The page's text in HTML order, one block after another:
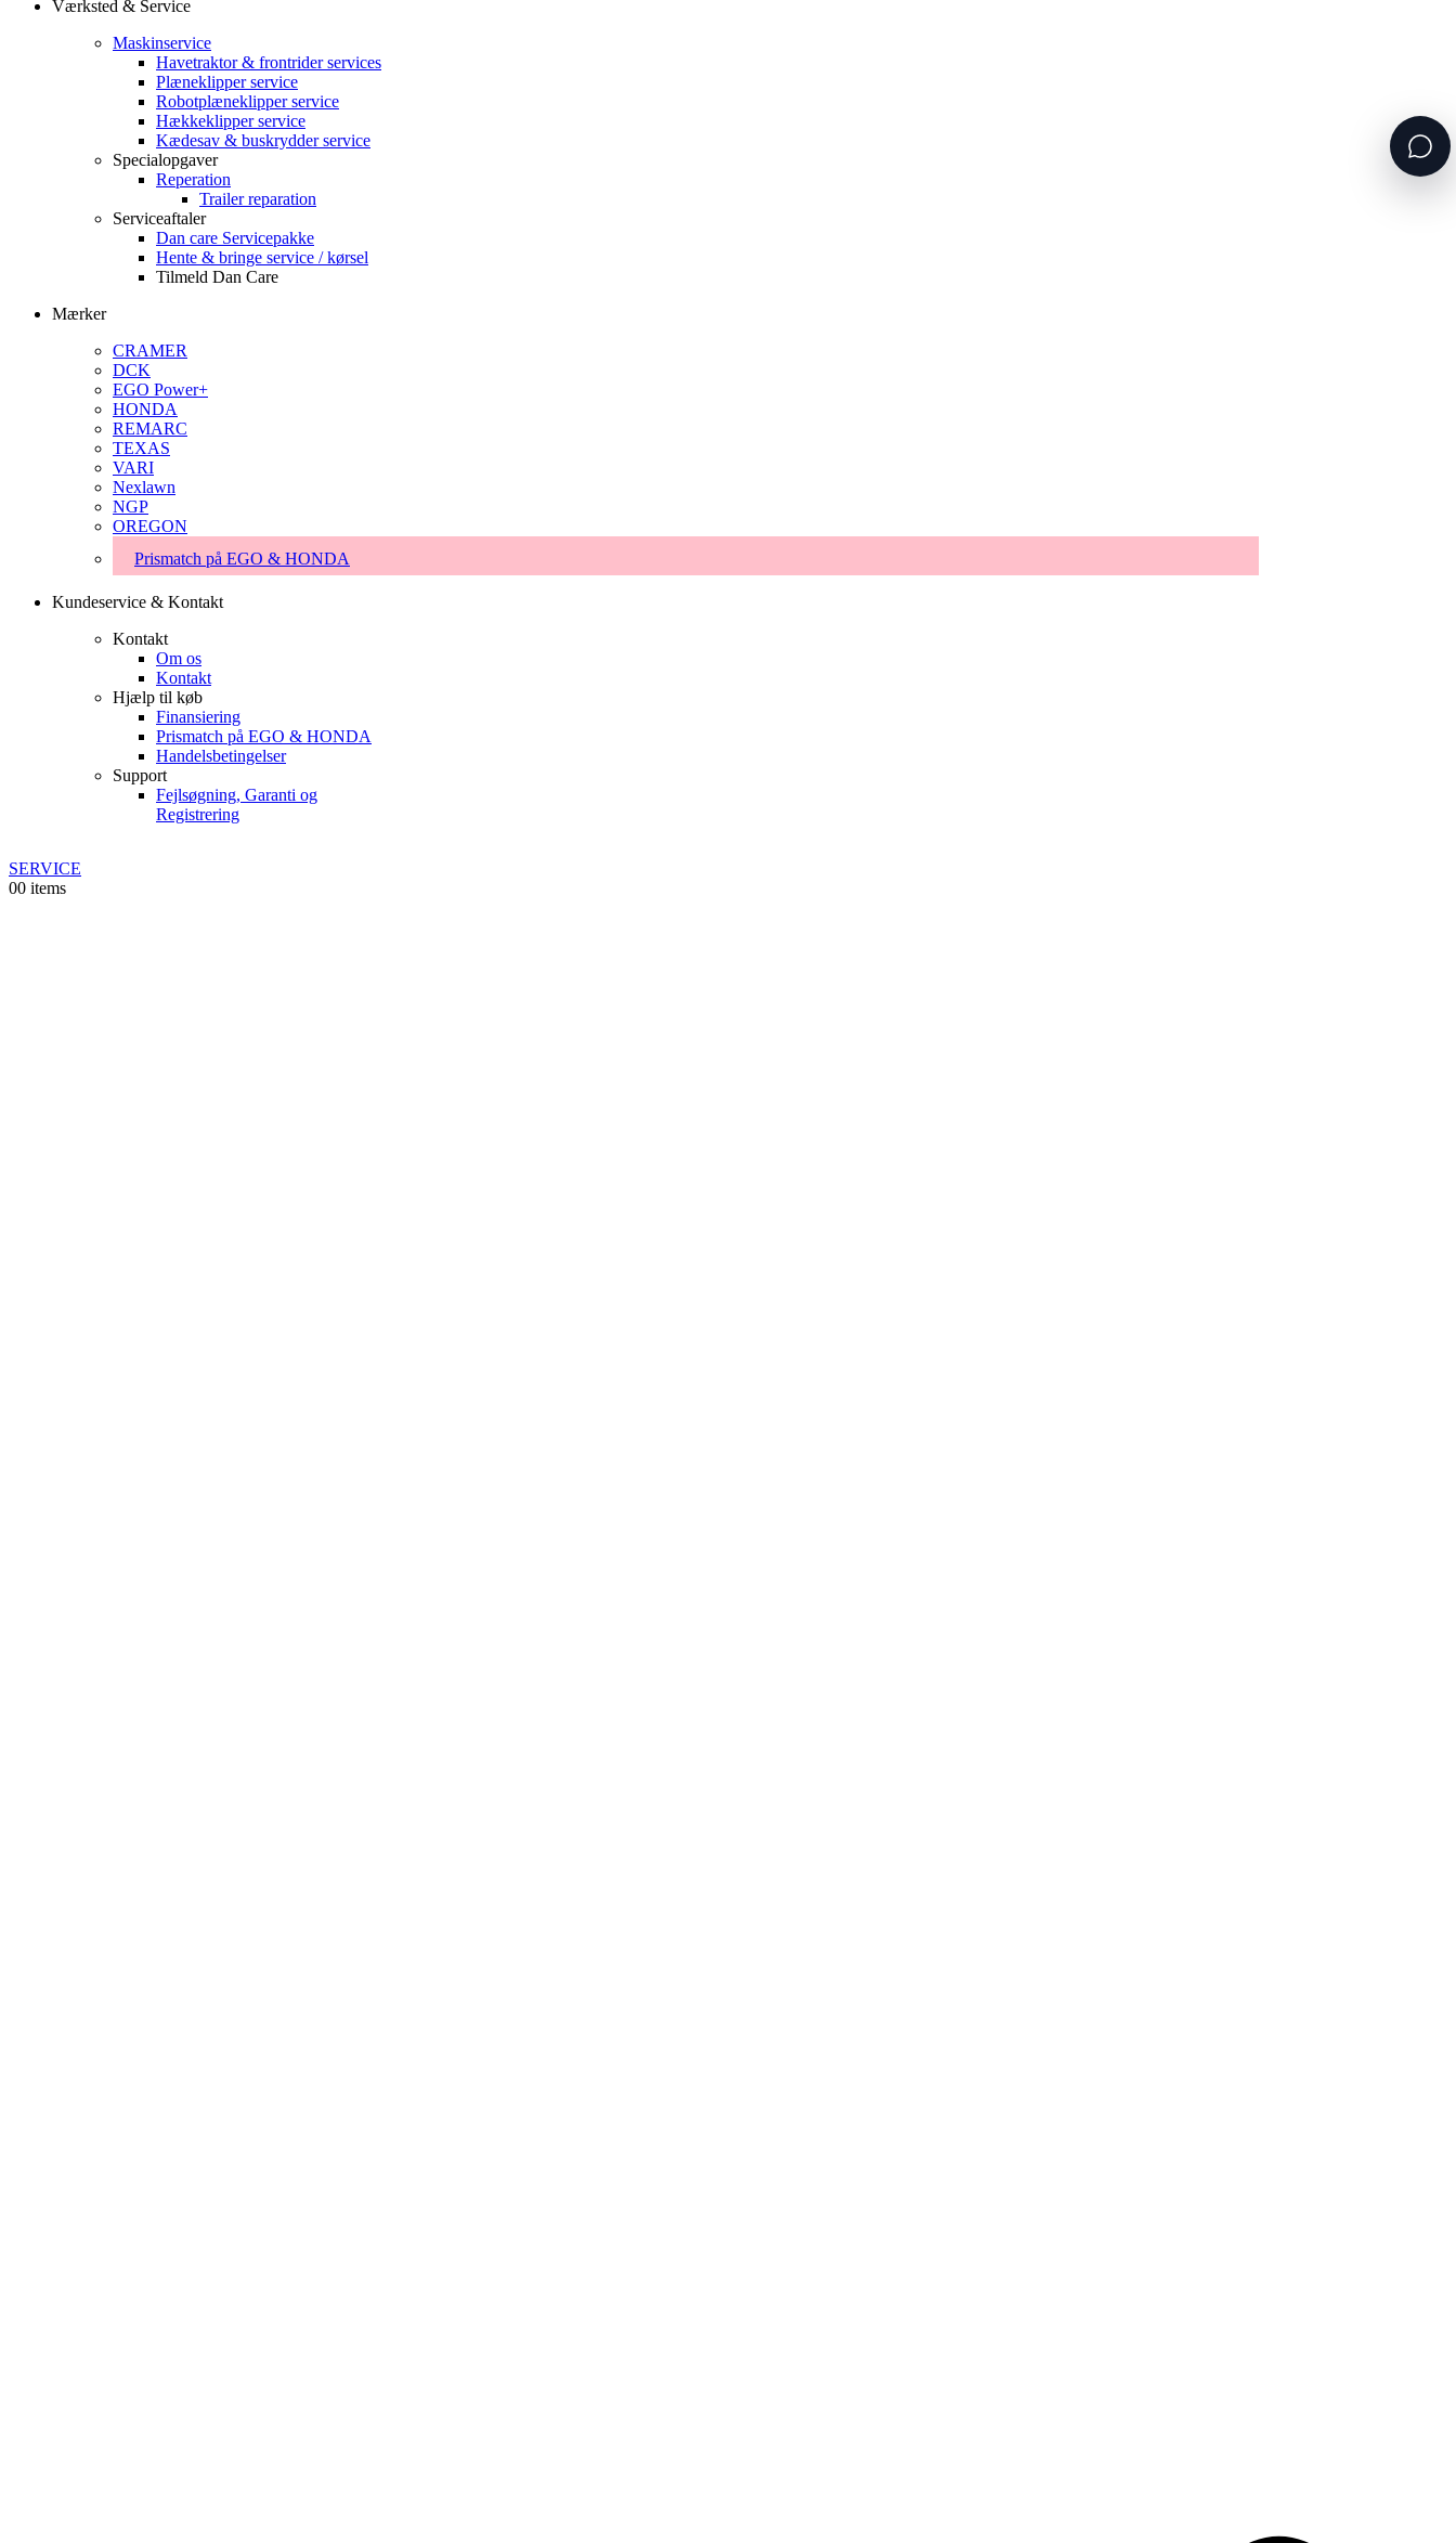
Værksted & Service
Maskinservice
Havetraktor & frontrider services
Plæneklipper service
Robotplæneklipper service
Hækkeklipper service
Kædesav & buskrydder service
Specialopgaver
Reperation
Trailer reparation
Serviceaftaler
Dan care Servicepakke
Hente & bringe service / kørsel
Tilmeld Dan Care
Mærker
CRAMER
DCK
EGO Power+
HONDA
REMARC
TEXAS
VARI
Nexlawn
NGP
OREGON
Prismatch på EGO & HONDA
Kundeservice & Kontakt
Kontakt
Om os
Kontakt
Hjælp til køb
Finansiering
Prismatch på EGO & HONDA
Handelsbetingelser
Support
Fejlsøgning, Garanti og
Registrering
SERVICE
00 items